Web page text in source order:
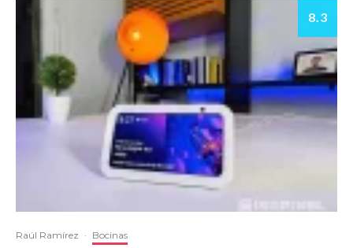
8.3
Raúl Ramírez · Bocinas